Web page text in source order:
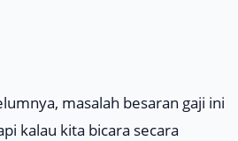
masalah besaran gaji ini
kalau kita bicara secara